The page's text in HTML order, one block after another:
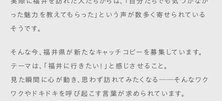
った魅力を教えてもらった」という声が数多く寄せられている
そうです。
そんな今、福井県が新たなキャッチコピーを募集しています。
テーマは、「福井に行きたい！」と感じさせること。
見た瞬間に心が動き、思わず訪れてみたくなる──そんなワク
ワクやドキドキを呼び起こす言葉が求められています。